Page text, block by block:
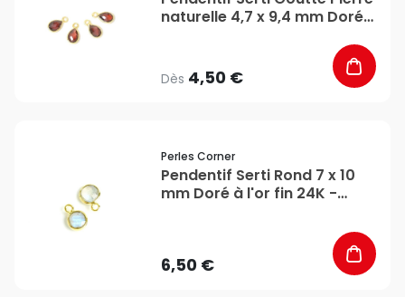
naturelle 4,7 x 9,4 mm Doré
Dès 4,50 €
Perles Corner
Pendentif Serti Rond 7 x 10
mm Doré à l'or fin 24K -
6,50 €